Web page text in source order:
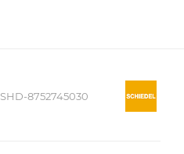
SHD-8752745030